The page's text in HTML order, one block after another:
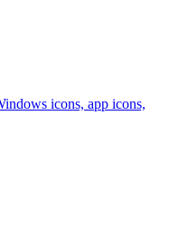
icons, app icons,